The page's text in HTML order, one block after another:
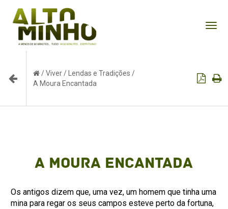
/Viver/ Lendas e Tradições /
A Moura Encantada
A Moura Encantada
Os antigos dizem que, uma vez, um homem que tinha uma
mina para regar os seus campos esteve perto da fortuna,